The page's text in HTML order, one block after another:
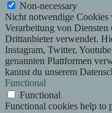
Non-necessary
Nicht notwendige Cookies
Verarbeitung von Diensten
Drittanbieter verwendet.
Instagram, Twitter,
genannten Plattformen
kannst du unserem
Functional
Functional
Functional cookies help to